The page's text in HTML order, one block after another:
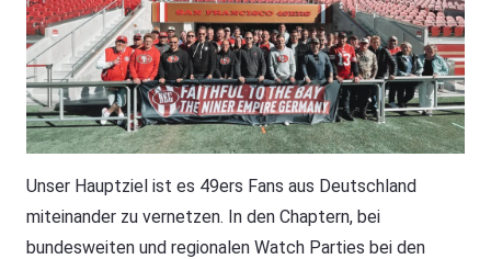
Unser Hauptziel ist es 49ers Fans aus Deutschland
miteinander zu vernetzen. In den Chaptern, bei
bundesweiten und regionalen Watch Parties bei den